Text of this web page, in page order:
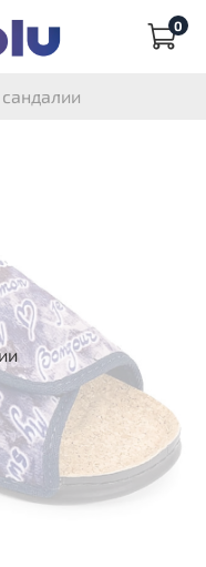
0